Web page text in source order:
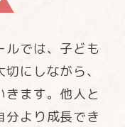
ルでは、子ども
にしながら、
ます。他人と
分より成長でき